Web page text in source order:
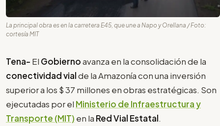
La principal obra es en la carretera E45, que une a Napo y Orellana / Foto:
cortesía MIT
Tena- El Gobiernoavanza en la consolidación de la
conectividad vialde la Amazonía con una inversión
superior a los $ 37 millones en obras estratégicas. Son
ejecutadas por el Ministerio de Infraestructura y
Transporte (MIT) en la Red Vial Estatal.